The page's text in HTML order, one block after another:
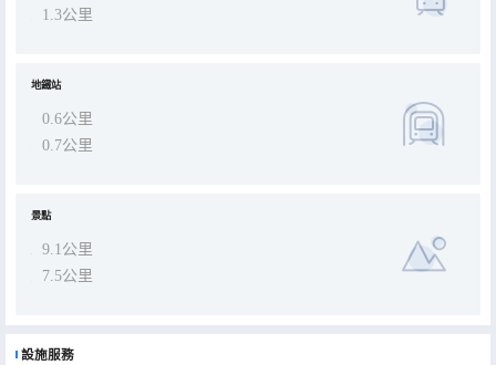
1.3公里
地鐵站
0.6公里
0.7公里
景點
9.1公里
7.5公里
設施服務